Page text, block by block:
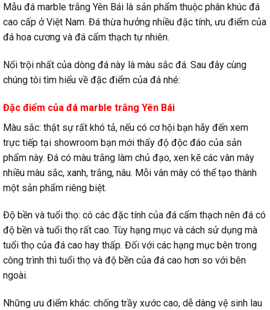
Mẫu đá marble trắng Yên Bái là sản phẩm thuộc phân khúc đá
cao cấp ở Việt Nam. Đá thừa hưởng nhiều đặc tính, ưu điểm của
đá hoa cương và đá cẩm thạch tự nhiên.
Nổi trội nhất của dòng đá này là màu sắc đá. Sau đây cùng
chúng tôi tìm hiểu về đặc điểm của đá nhé:
Đặc điểm của đá marble trắng Yên Bái
Màu sắc: thật sự rất khó tả, nếu có cơ hội bạn hãy đến xem
trực tiếp tại showroom bạn mới thấy độ độc đáo của sản
phẩm này. Đá có màu trắng làm chủ đạo, xen kẽ các vân mây
nhiều màu sắc, xanh, trắng, nâu. Mỗi vân mây có thể tạo thành
một sản phẩm riêng biệt.
Độ bền và tuổi thọ: có các đặc tính của đá cẩm thạch nên đá có
độ bền và tuổi thọ rất cao. Tùy hạng mục và cách sử dụng mà
tuổi thọ của đá cao hay thấp. Đối với các hạng mục bên trong
công trình thì tuổi thọ và độ bền của đá cao hơn so với bên
ngoài.
Những ưu điểm khác: chống trầy xước cao, dễ dàng vệ sinh lau